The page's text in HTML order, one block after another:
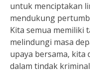
untuk menciptakan
mendukung
Kita semua memiliki
melindungi masa
upaya bersama, kita
dalam tindak